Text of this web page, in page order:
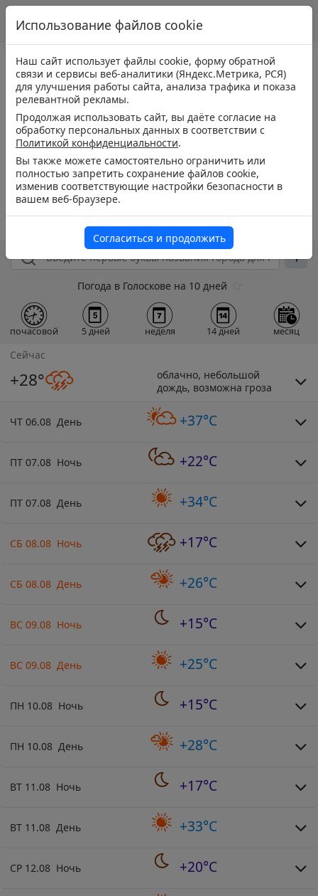
Погода в Голоскове на 10 дней
почасовой 5 дней неделя 14 дней месяц
Сейчас
+28°
облачно, небольшой
дождь, возможна гроза
ЧТ 06.08 День +37°C
ПТ 07.08 Ночь +22°C
ПТ 07.08 День +34°C
СБ 08.08 Ночь +17°C
СБ 08.08 День +26°C
ВС 09.08 Ночь +15°C
ВС 09.08 День +25°C
ПН 10.08 Ночь +15°C
ПН 10.08 День +28°C
ВТ 11.08 Ночь +17°C
ВТ 11.08 День +33°C
СР 12.08 Ночь +20°C
Использование файлов cookie
Наш сайт использует файлы cookie, форму обратной
связи и сервисы веб-аналитики (Яндекс.Метрика, РСЯ)
для улучшения работы сайта, анализа трафика и показа
релевантной рекламы.
Продолжая использовать сайт, вы даёте согласие на
обработку персональных данных в соответствии с
Политикой конфиденциальности.
Вы также можете самостоятельно ограничить или
полностью запретить сохранение файлов cookie,
изменив соответствующие настройки безопасности в
вашем веб-браузере.
Согласиться и продолжить